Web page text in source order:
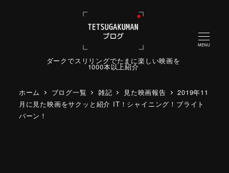
ダークでスリリングでたまに楽しい映画を
1000本以上紹介
MENU
ホーム ブログ一覧 雑記 見た映画報告
2019年11
月に見た映画をサクッと紹介 IT！シャイニング！ブライト
バーン！